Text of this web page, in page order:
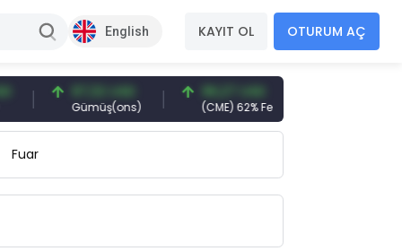
English KAYIT OL OTURUM AÇ
97,32 USD
Gümüş(ons)
96,27 USD
(CME) 62% Fe
Fuar